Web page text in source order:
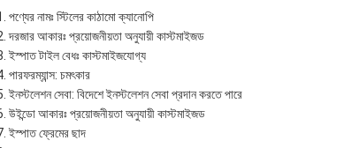
পণ্যের নামঃ স্টিলের কাঠামো ক্যানোপি
দরজার আকারঃ প্রয়োজনীয়তা অনুযায়ী কাস্টমাইজড
ইস্পাত টাইল বেধঃ কাস্টমাইজযোগ্য
পারফরম্যান্স: চমৎকার
ইনস্টলেশন সেবা: বিদেশে ইনস্টলেশন সেবা প্রদান করতে পারে
উইন্ডো আকারঃ প্রয়োজনীয়তা অনুযায়ী কাস্টমাইজড
ইস্পাত ফ্রেমের ছাদ